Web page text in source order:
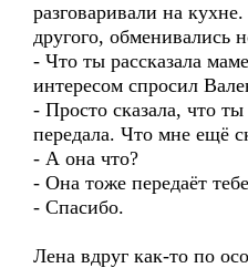
разговаривали на
другого, обменивались
- Что ты рассказала
интересом спросил
- Просто сказала, что
передала. Что мне ещё
- А она что?
- Она тоже передаёт
- Спасибо.
Лена вдруг как-то по